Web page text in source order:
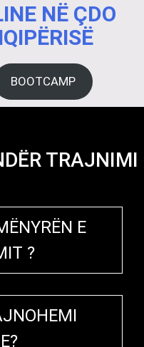
NË ÇDO
BOOTCAMP
TRAJNIMI
E
?